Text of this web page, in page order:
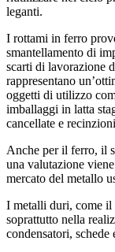
leganti.
I rottami in ferro
smantellamento di
scarti di lavorazione
rappresentano
oggetti di utilizzo
imballaggi in latta
cancellate e
Anche per il ferro, il
una valutazione
mercato del metallo
I metalli duri, come il
soprattutto nella
condensatori,